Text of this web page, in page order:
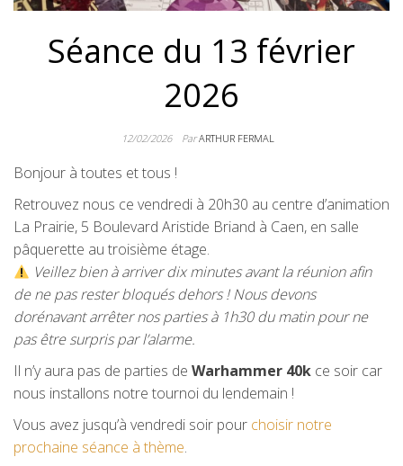
Séance du 13 février
2026
12/02/2026 ParARTHUR FERMAL
Bonjour à toutes et tous !
Retrouvez nous ce vendredi à 20h30 au centre d’animation
La Prairie, 5 Boulevard Aristide Briand à Caen, en salle
pâquerette au troisième étage.
Veillez bien à arriver dix minutes avant la réunion afin
de ne pas rester bloqués dehors ! Nous devons
dorénavant arrêter nos parties à 1h30 du matin pour ne
pas être surpris par l’alarme.
Il n’y aura pas de parties de Warhammer 40k ce soir car
nous installons notre tournoi du lendemain !
Vous avez jusqu’à vendredi soir pour choisir notre
prochaine séance à thème.